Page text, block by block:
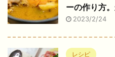
ーの作り方
2023/2/24
レシピ